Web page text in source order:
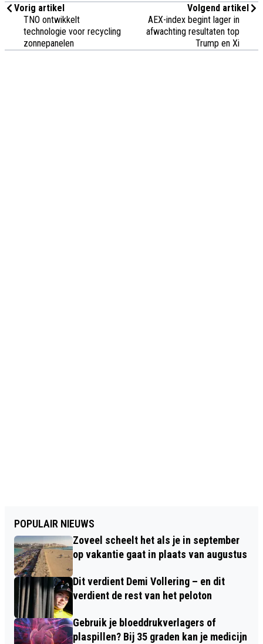
Vorig artikel
TNO ontwikkelt
technologie voor recycling
zonnepanelen
Volgend artikel
AEX-index begint lager in
afwachting resultaten top
Trump en Xi
POPULAIR NIEUWS
Zoveel scheelt het als je in september
op vakantie gaat in plaats van augustus
Dit verdient Demi Vollering – en dit
verdient de rest van het peloton
Gebruik je bloeddrukverlagers of
plaspillen? Bij 35 graden kan je medicijn